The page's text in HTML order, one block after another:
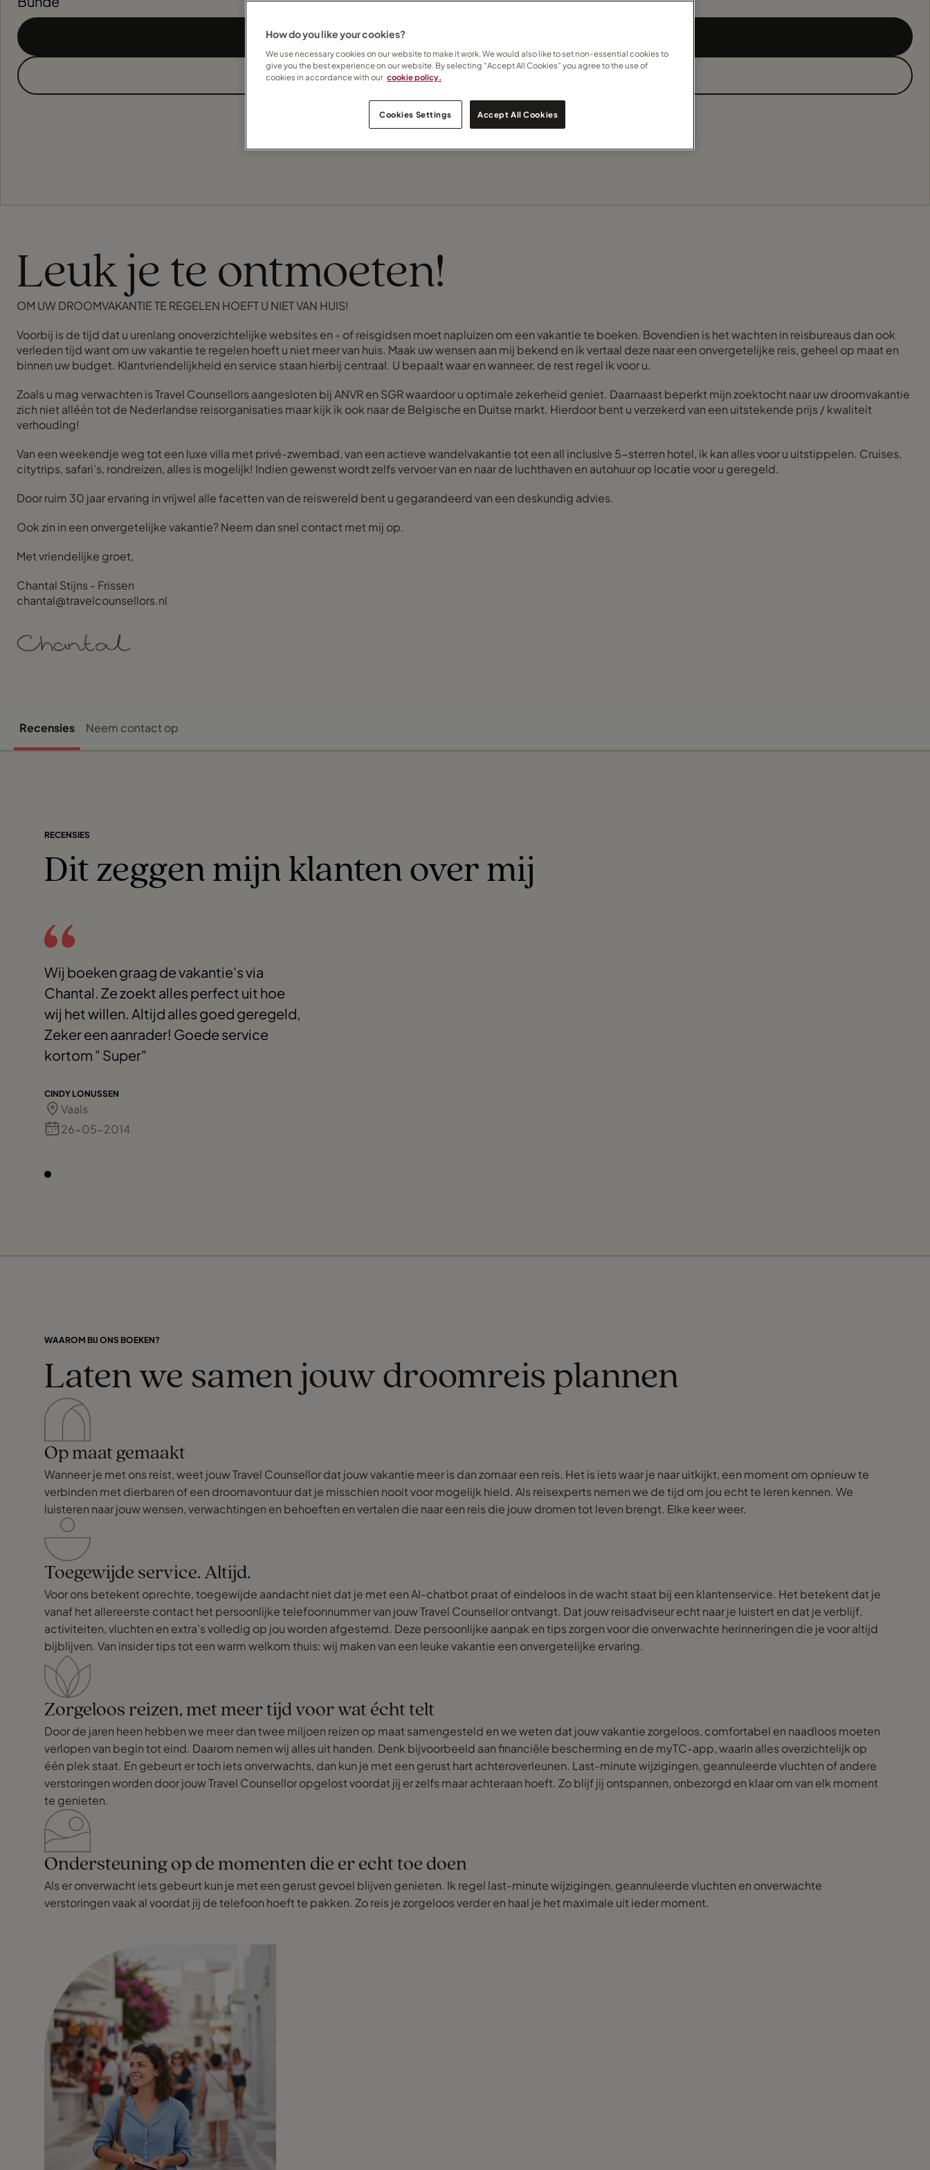
Meld je aan voor mijn nieuwsbrief
Leuk je te ontmoeten!
OM UW DROOMVAKANTIE TE REGELEN HOEFT U NIET VAN HUIS!
Voorbij is de tijd dat u urenlang onoverzichtelijke websites en - of reisgidsen moet napluizen om een vakantie te boeken. Bovendien is het wachten in reisbureaus dan ook
verleden tijd want om uw vakantie te regelen hoeft u niet meer van huis. Maak uw wensen aan mij bekend en ik vertaal deze naar een onvergetelijke reis, geheel op maat en
binnen uw budget. Klantvriendelijkheid en service staan hierbij centraal. U bepaalt waar en wanneer, de rest regel ik voor u.
Zoals u mag verwachten is Travel Counsellors aangesloten bij ANVR en SGR waardoor u optimale zekerheid geniet. Daarnaast beperkt mijn zoektocht naar uw droomvakantie
zich niet alléén tot de Nederlandse reisorganisaties maar kijk ik ook naar de Belgische en Duitse markt. Hierdoor bent u verzekerd van een uitstekende prijs / kwaliteit
verhouding!
Van een weekendje weg tot een luxe villa met privé-zwembad, van een actieve wandelvakantie tot een all inclusive 5-sterren hotel, ik kan alles voor u uitstippelen. Cruises,
citytrips, safari’s, rondreizen, alles is mogelijk! Indien gewenst wordt zelfs vervoer van en naar de luchthaven en autohuur op locatie voor u geregeld.
Door ruim 30 jaar ervaring in vrijwel alle facetten van de reiswereld bent u gegarandeerd van een deskundig advies.
Ook zin in een onvergetelijke vakantie? Neem dan snel contact met mij op.
Met vriendelijke groet,
Chantal Stijns - Frissen
chantal@travelcounsellors.nl
Recensies Neem contact op
RECENSIES
Dit zeggen mijn klanten over mij
Wij boeken graag de vakantie's via
Chantal. Ze zoekt alles perfect uit hoe
wij het willen. Altijd alles goed geregeld,
Zeker een aanrader! Goede service
kortom " Super"
CINDY LONUSSEN
Vaals
26-05-2014
WAAROM BIJ ONS BOEKEN?
Laten we samen jouw droomreis plannen
Op maat gemaakt
Wanneer je met ons reist, weet jouw Travel Counsellor dat jouw vakantie meer is dan zomaar een reis. Het is iets waar je naar uitkijkt, een moment om opnieuw te
verbinden met dierbaren of een droomavontuur dat je misschien nooit voor mogelijk hield. Als reisexperts nemen we de tijd om jou echt te leren kennen. We
luisteren naar jouw wensen, verwachtingen en behoeften en vertalen die naar een reis die jouw dromen tot leven brengt. Elke keer weer.
Toegewijde service. Altijd.
Voor ons betekent oprechte, toegewijde aandacht niet dat je met een AI-chatbot praat of eindeloos in de wacht staat bij een klantenservice. Het betekent dat je
vanaf het allereerste contact het persoonlijke telefoonnummer van jouw Travel Counsellor ontvangt. Dat jouw reisadviseur echt naar je luistert en dat je verblijf,
activiteiten, vluchten en extra’s volledig op jou worden afgestemd. Deze persoonlijke aanpak en tips zorgen voor die onverwachte herinneringen die je voor altijd
bijblijven. Van insider tips tot een warm welkom thuis: wij maken van een leuke vakantie een onvergetelijke ervaring.
Zorgeloos reizen, met meer tijd voor wat écht telt
Door de jaren heen hebben we meer dan twee miljoen reizen op maat samengesteld en we weten dat jouw vakantie zorgeloos, comfortabel en naadloos moeten
verlopen van begin tot eind. Daarom nemen wij alles uit handen. Denk bijvoorbeeld aan financiële bescherming en de myTC-app, waarin alles overzichtelijk op
één plek staat. En gebeurt er toch iets onverwachts, dan kun je met een gerust hart achteroverleunen. Last-minute wijzigingen, geannuleerde vluchten of andere
verstoringen worden door jouw Travel Counsellor opgelost voordat jij er zelfs maar achteraan hoeft. Zo blijf jij ontspannen, onbezorgd en klaar om van elk moment
te genieten.
Ondersteuning op de momenten die er echt toe doen
Als er onverwacht iets gebeurt kun je met een gerust gevoel blijven genieten. Ik regel last-minute wijzigingen, geannuleerde vluchten en onverwachte
verstoringen vaak al voordat jij de telefoon hoeft te pakken. Zo reis je zorgeloos verder en haal je het maximale uit ieder moment.
How do you like your cookies?
We use necessary cookies on our website to make it work. We would also like to set non-essential cookies to
give you the best experience on our website. By selecting “Accept All Cookies” you agree to the use of
cookies in accordance with our cookie policy.
Cookies Settings Accept All Cookies